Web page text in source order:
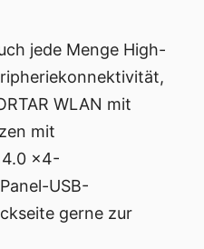
jede Menge High-
WLAN mit
mit
4.0 x4-
USB-
gerne zur